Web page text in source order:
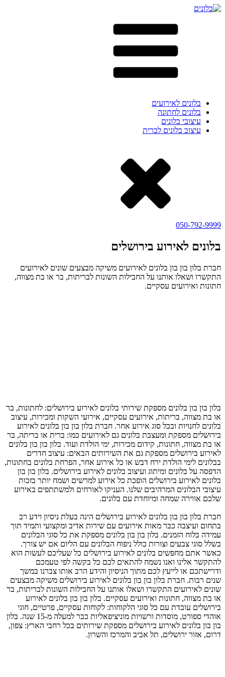
בלונים לאירועים
בלונים לחתונה
עיצובי בלונים
עיצוב בלונים לברית
050-792-9999
בלונים לאירוע בירושלים
חברת בלון בון בון בלונים לאירועים משיקה מבצעים שונים לאירועים
התקשרו ושאלו אותנו על החבילות השונות לבריתות, בר או בת מצווה,
חתונות ואירועים עסקיים.
בלון בון בון בלונים מספקת שירותי בלונים לאירוע בירושלים: לחתונות, בר
או בת מצווה, בריתות, אירועים עסקיים, אירועי השקות ומכירות, עיצוב
בלונים לחנויות ובכל סוג אירוע אחר. חברת בלון בון בון בלונים לאירוע
בירושלים מספקת ומעצבת בלונים גם לאירועים כמו: ברית או בריתה, בר
או בת מצווה, חתונות, קידום מכירות, ימי הולדת ועוד. בלון בון בון בלונים
לאירוע בירושלים מספקת גם את השירותים הבאים: עיצוב חדרים
בבלונים לימי הולדת ירח דבש או כל אירוע אחר, הפרחת בלונים בחתונות,
הדפסה על בלונים ומיתוג ועיצוב בלונים לאירוע בירושלים. בלון בון בון
בלונים לאירוע בירושלים הופכת כל אירוע למרשים ושמח יותר בזכות
עיצובי הבלונים המרהיבים שלנו. העניקו לאורחים ולמשתתפים באירוע
שלכם אווירה שמחה ומיוחדת עם בלונים.
חברת בלון בון בון בלונים לאירוע בירושלים הינה בעלת ניסיון וידע רב
בתחום ועיצבה כבר מאות אירועים עם שירות אדיב ומקצועי ותמיד תוך
עמידה בלוח הזמנים. בלון בון בון בלונים מספקת את כל סוגי הבלונים
בשלל סוגי צבעים וצורות כולל ניפוח הבלונים עם הליום אם יש צורך.
כאשר אתם מחפשים בלונים לאירוע בירושלים כל שעליכם לעשות הוא
להתקשר אלינו ואנו נשמח להתאים לכם כל בקשה לפי טעמכם
ודרישתכם או לייעץ לכם מתוך הניסיון והידע הרב אותו צברנו במשך
שנים רבות. חברת בלון בון בון בלונים לאירוע בירושלים משיקה מבצעים
שונים לאירועים התקשרו ושאלו אותנו על החבילות השונות לבריתות, בר
או בת מצווה, חתונות ואירועים עסקיים. בלון בון בון בלונים לאירוע
בירושלים עובדת עם כל סוגי הלקוחות: לקוחות עסקיים, פרטיים, חוגי
אוהדי ספורט, מוסדות ורשויות מוניציפאליות כבר למעלה מ-15 שנה. בלון
בון בון בלונים לאירוע בירושלים מספקת שירותים בכל רחבי הארץ: צפון,
דרום, אזור ירושלים, תל אביב והמרכז והשרון.